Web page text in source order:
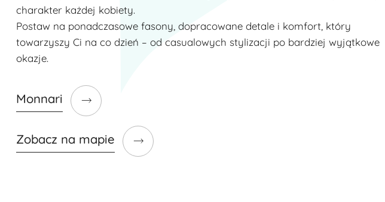
charakter każdej kobiety.
Postaw na ponadczasowe fasony, dopracowane detale i komfort, który
towarzyszy Ci na co dzień – od casualowych stylizacji po bardziej wyjątkowe
okazje.
Monnari
Zobacz na mapie